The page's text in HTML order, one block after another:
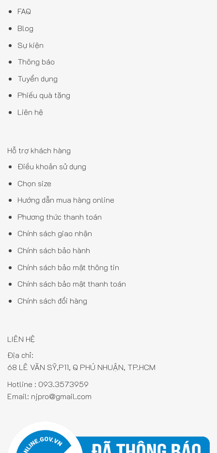
FAQ
Blog
Sự kiện
Thông báo
Tuyển dụng
Phiếu quà tặng
Liên hệ
Hỗ trợ khách hàng
Điều khoản sử dụng
Chọn size
Hướng dẫn mua hàng online
Phương thức thanh toán
Chính sách giao nhận
Chính sách bảo hành
Chính sách bảo mật thông tin
Chính sách bảo mật thanh toán
Chính sách đổi hàng
LIÊN HỆ
Địa chỉ:
68 LÊ VĂN SỸ,P11, Q PHÚ NHUẬN, TP.HCM
Hotline : 093.3573959
Email: njpro@gmail.com